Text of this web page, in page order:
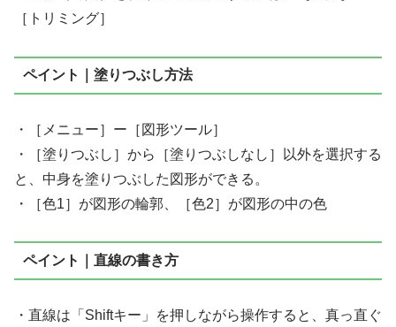
［トリミング］
ペイント｜塗りつぶし方法
・［メニュー］ー［図形ツール］
・［塗りつぶし］から［塗りつぶしなし］以外を選択する
と、中身を塗りつぶした図形ができる。
・［色1］が図形の輪郭、［色2］が図形の中の色
ペイント｜直線の書き方
・直線は「Shiftキー」を押しながら操作すると、真っ直ぐ